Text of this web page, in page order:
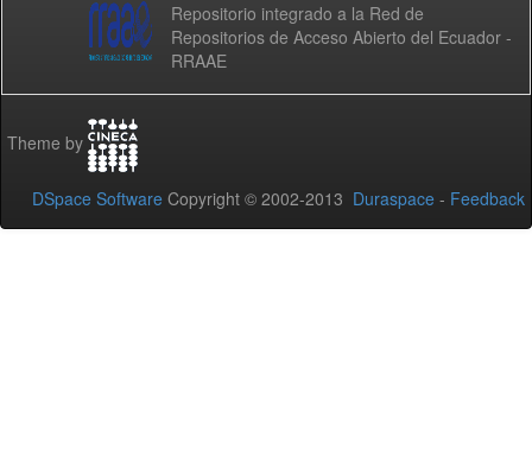
Repositorio integrado a la Red de
Repositorios de Acceso Abierto del Ecuador -
RRAAE
Theme by
DSpace Software Copyright © 2002-2013 Duraspace - Feedback